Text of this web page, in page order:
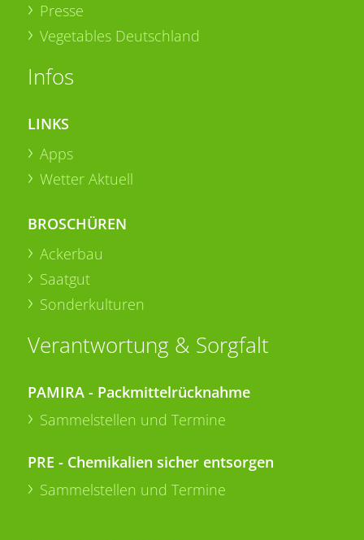
Presse
Vegetables Deutschland
Infos
LINKS
Apps
Wetter Aktuell
BROSCHÜREN
Ackerbau
Saatgut
Sonderkulturen
Verantwortung & Sorgfalt
PAMIRA - Packmittelrücknahme
Sammelstellen und Termine
PRE - Chemikalien sicher entsorgen
Sammelstellen und Termine